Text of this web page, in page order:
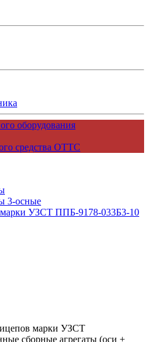
оборудования
средства ОТТС
3-осные
УЗСТ ППБ-9178-033Б3-10
марки УЗСТ
сборные агрегаты (оси +